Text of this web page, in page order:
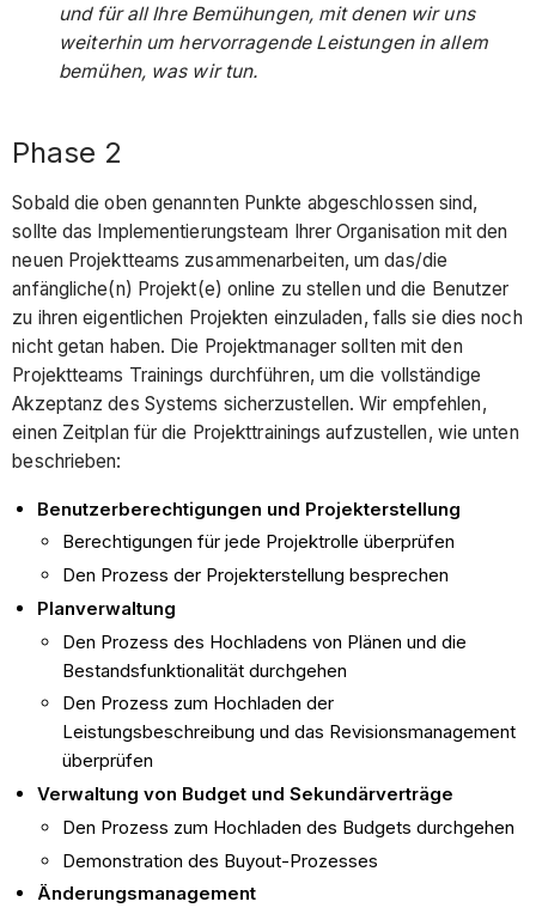
und für all Ihre Bemühungen, mit denen wir uns
weiterhin um hervorragende Leistungen in allem
bemühen, was wir tun.
Phase 2
Sobald die oben genannten Punkte abgeschlossen sind,
sollte das Implementierungsteam Ihrer Organisation mit den
neuen Projektteams zusammenarbeiten, um das/die
anfängliche(n) Projekt(e) online zu stellen und die Benutzer
zu ihren eigentlichen Projekten einzuladen, falls sie dies noch
nicht getan haben. Die Projektmanager sollten mit den
Projektteams Trainings durchführen, um die vollständige
Akzeptanz des Systems sicherzustellen. Wir empfehlen,
einen Zeitplan für die Projekttrainings aufzustellen, wie unten
beschrieben:
Benutzerberechtigungen und Projekterstellung
Berechtigungen für jede Projektrolle überprüfen
Den Prozess der Projekterstellung besprechen
Planverwaltung
Den Prozess des Hochladens von Plänen und die
Bestandsfunktionalität durchgehen
Den Prozess zum Hochladen der
Leistungsbeschreibung und das Revisionsmanagement
überprüfen
Verwaltung von Budget und Sekundärverträge
Den Prozess zum Hochladen des Budgets durchgehen
Demonstration des Buyout-Prozesses
Änderungsmanagement